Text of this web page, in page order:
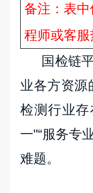
备注：表
程师或客服
国检链
业各方资源
检测行业存
一"“服务专
难题。